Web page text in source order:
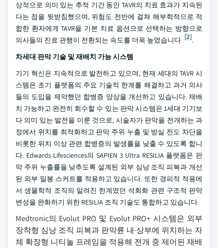
상적으로 의미 있는 추적 기간 동안 TAVR의 치료 효과가 지속된
다는 점을 뒷받침했으며, 위험도 전반에 걸쳐 해부학적으로 적
합한 환자에게 TAVR을 기본 치료 옵션으로 선택하는 방향으로
의사들의 진료 관행이 전환되는 속도를 더욱 높였습니다 [2].
차세대 판막 기술 및 재배치 가능 시스템
기기 혁신은 지속적으로 발전하고 있으며, 현재 세대의 TAVR 시
스템은 초기 플랫폼의 주요 기술적 한계를 해결하고 과거 의사
들의 도입을 제약했던 합병증 양상을 개선하고 있습니다. 재배
치 가능하고 완전히 회수할 수 있는 판막 시스템은 1세대 기기보
다 의미 있는 발전을 이룬 것으로, 시술자가 판막을 전개하는 과
정에서 위치를 최적화하고 판막 주위 누출 및 방실 전도 차단을
비롯한 위치 이상 관련 합병증의 발생률을 낮출 수 있도록 합니
다. Edwards Lifesciences의 SAPIEN 3 Ultra RESILIA 플랫폼은 판
막 주위 누출률을 낮추도록 설계된 외부 심낭 조직 피복과 개선
된 외부 밀봉 스커트를 적용하고 있습니다. 또한 경피적 적용에
서 생물학적 조직의 알려진 한계였던 석회화 관련 구조적 판막
변성을 완화하기 위한 RESILIA 조직 기술도 통합하고 있습니다.
Medtronic의 Evolut PRO 및 Evolut PRO+ 시스템은 외부
장착형 심낭 조직 피복과 판막륜 내·상부에 위치하는 자
체 확장형 니티놀 프레임을 적용해 전개 중 제어된 재배